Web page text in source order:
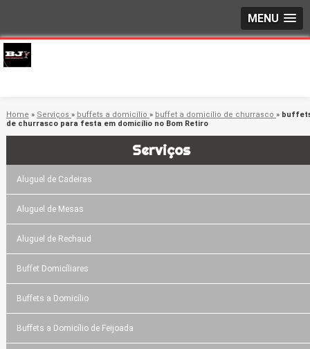
MENU
Home » Serviços » buffets a domicílio » buffet a domicílio de churrasco »
de churrasco para festa em domicílio no Bom Retiro
Serviços
Aluguel de Cadeiras
Aluguel de Mesas
Aluguel de Rechaud
Buffet Domicíliares
Buffets a Domicílio
Buffets a Domicílio de Feijoada